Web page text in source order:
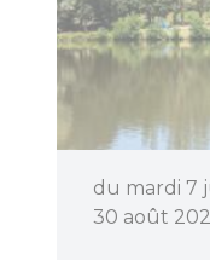
du mardi 7
30 août